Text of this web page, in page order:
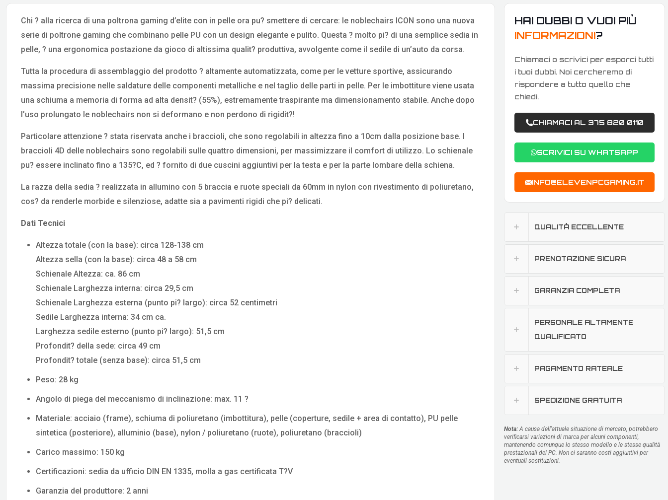
Chi ? alla ricerca di una poltrona gaming d’elite con in pelle ora pu? smettere di cercare: le noblechairs ICON sono una nuova
serie di poltrone gaming che combinano pelle PU con un design elegante e pulito. Questa ? molto pi? di una semplice sedia in
pelle, ? una ergonomica postazione da gioco di altissima qualit? produttiva, avvolgente come il sedile di un’auto da corsa.
Tutta la procedura di assemblaggio del prodotto ? altamente automatizzata, come per le vetture sportive, assicurando
massima precisione nelle saldature delle componenti metalliche e nel taglio delle parti in pelle. Per le imbottiture viene usata
una schiuma a memoria di forma ad alta densit? (55%), estremamente traspirante ma dimensionamento stabile. Anche dopo
l’uso prolungato le noblechairs non si deformano e non perdono di rigidit?!
Particolare attenzione ? stata riservata anche i braccioli, che sono regolabili in altezza fino a 10cm dalla posizione base. I
braccioli 4D delle noblechairs sono regolabili sulle quattro dimensioni, per massimizzare il comfort di utilizzo. Lo schienale
pu? essere inclinato fino a 135?C, ed ? fornito di due cuscini aggiuntivi per la testa e per la parte lombare della schiena.
La razza della sedia ? realizzata in allumino con 5 braccia e ruote speciali da 60mm in nylon con rivestimento di poliuretano,
cos? da renderle morbide e silenziose, adatte sia a pavimenti rigidi che pi? delicati.
Dati Tecnici
Altezza totale (con la base): circa 128-138 cm
Altezza sella (con la base): circa 48 a 58 cm
Schienale Altezza: ca. 86 cm
Schienale Larghezza interna: circa 29,5 cm
Schienale Larghezza esterna (punto pi? largo): circa 52 centimetri
Sedile Larghezza interna: 34 cm ca.
Larghezza sedile esterno (punto pi? largo): 51,5 cm
Profondit? della sede: circa 49 cm
Profondit? totale (senza base): circa 51,5 cm
Peso: 28 kg
Angolo di piega del meccanismo di inclinazione: max. 11 ?
Materiale: acciaio (frame), schiuma di poliuretano (imbottitura), pelle (coperture, sedile + area di contatto), PU pelle
sintetica (posteriore), alluminio (base), nylon / poliuretano (ruote), poliuretano (braccioli)
Carico massimo: 150 kg
Certificazioni: sedia da ufficio DIN EN 1335, molla a gas certificata T?V
Garanzia del produttore: 2 anni
HAI DUBBI O VUOI PIÙ
INFORMAZIONI?
Chiamaci o scrivici per esporci tutti
i tuoi dubbi. Noi cercheremo di
rispondere a tutto quello che
chiedi.
CHIAMACI AL 375 820 0110
SCRIVICI SU WHATSAPP
INFO@ELEVENPCGAMING.IT
QUALITÀ ECCELLENTE
PRENOTAZIONE SICURA
GARANZIA COMPLETA
PERSONALE ALTAMENTE
QUALIFICATO
PAGAMENTO RATEALE
SPEDIZIONE GRATUITA
Nota:A causa dell'attuale situazione di mercato, potrebbero
verificarsi variazioni di marca per alcuni componenti,
mantenendo comunque lo stesso modello e le stesse qualità
prestazionali del PC. Non ci saranno costi aggiuntivi per
eventuali sostituzioni.